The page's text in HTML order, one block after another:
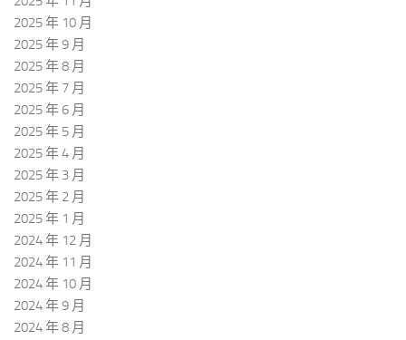
2025 年 10 月
2025 年 9 月
2025 年 8 月
2025 年 7 月
2025 年 6 月
2025 年 5 月
2025 年 4 月
2025 年 3 月
2025 年 2 月
2025 年 1 月
2024 年 12 月
2024 年 11 月
2024 年 10 月
2024 年 9 月
2024 年 8 月